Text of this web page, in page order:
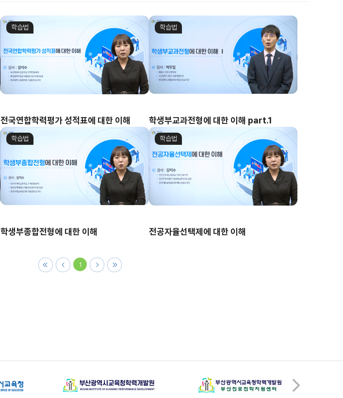
학습법
전국연합학력평가 성적표에 대한 이해
학습법
학생부교과전형에 대한 이해 part.1
학습법
학생부종합전형에 대한 이해
학습법
전공자율선택제에 대한 이해
1